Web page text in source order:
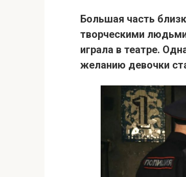
Большая часть
творческими
играла в театре.
желанию девочки